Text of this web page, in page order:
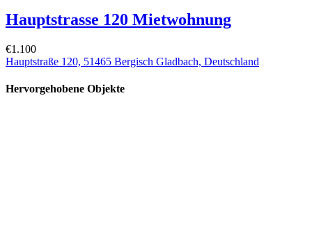
Hauptstrasse 120 Mietwohnung
€1.100
Hauptstraße 120, 51465 Bergisch Gladbach, Deutschland
Hervorgehobene Objekte